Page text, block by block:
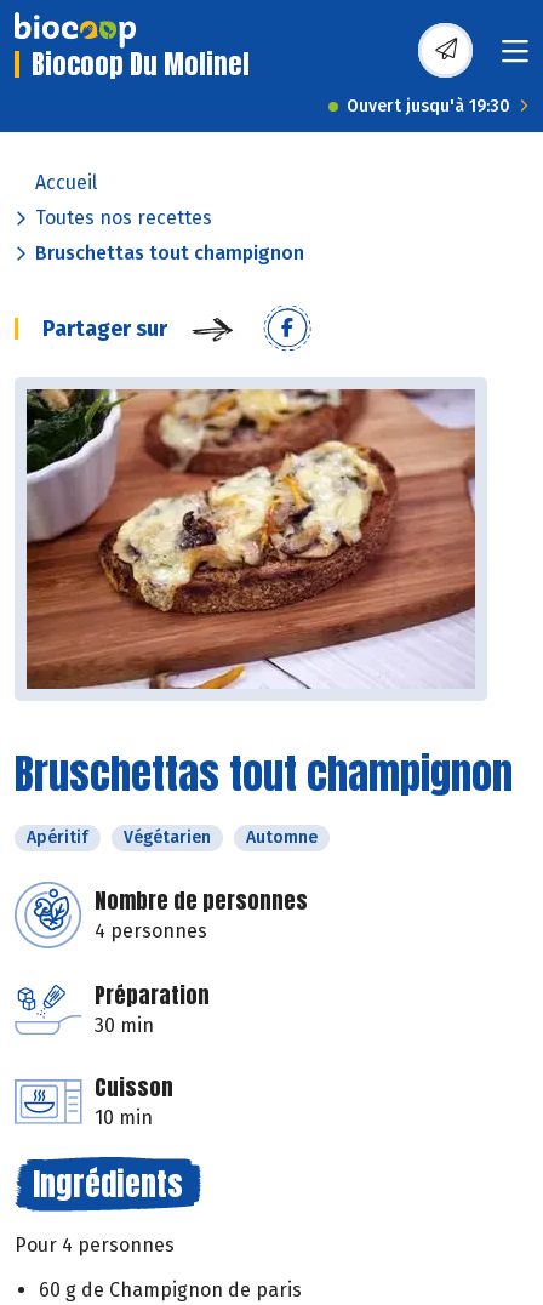
Biocoop Du Molinel
Ouvert jusqu'à 19:30
Accueil
Toutes nos recettes
Bruschettas tout champignon
Partager sur
Bruschettas tout champignon
Apéritif Végétarien Automne
Nombre de personnes
4 personnes
Préparation
30 min
Cuisson
10 min
Ingrédients
Pour 4 personnes
60 g de Champignon de paris